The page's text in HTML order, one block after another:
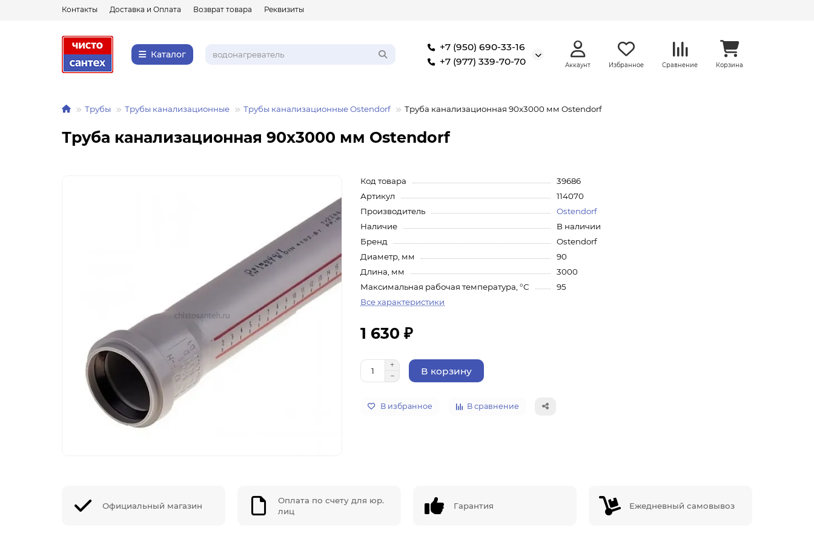
Контакты Доставка и Оплата Возврат товара Реквизиты
Каталог
+7 (950) 690-33-16
+7 (977) 339-70-70
Аккаунт Избранное Сравнение Корзина
Трубы Трубы канализационные Трубы канализационные Ostendorf Труба канализационная 90x3000 мм Ostendorf
Труба канализационная 90x3000 мм Ostendorf
Код товара
39686
Артикул
114070
Производитель
Ostendorf
Наличие
В наличии
Бренд
Ostendorf
Диаметр, мм
90
Длина, мм
3000
Максимальная рабочая температура, °С
95
Все характеристики
1 630 ₽
В корзину
В избранное В сравнение
Официальный магазин
Оплата по счету для юр.
лиц
Гарантия Ежедневный самовывоз